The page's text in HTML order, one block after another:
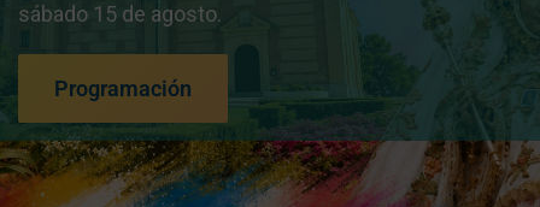
sábado 15 de agosto.
Programación